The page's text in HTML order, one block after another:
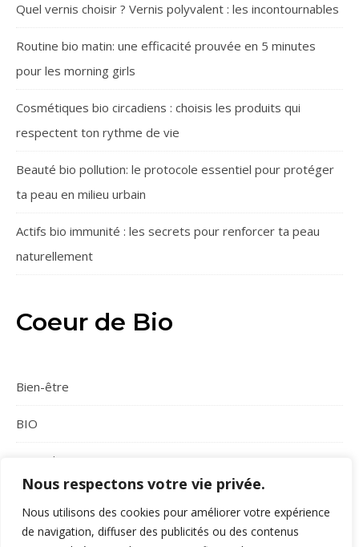
Nous respectons votre vie privée.
Nous utilisons des cookies pour améliorer votre expérience
de navigation, diffuser des publicités ou des contenus
Quel vernis choisir ? Vernis polyvalent : les incontournables
Routine bio matin: une efficacité prouvée en 5 minutes
pour les morning girls
Cosmétiques bio circadiens : choisis les produits qui
respectent ton rythme de vie
Beauté bio pollution: le protocole essentiel pour protéger
ta peau en milieu urbain
Actifs bio immunité : les secrets pour renforcer ta peau
naturellement
Coeur de Bio
Bien-être
BIO
Conseils
Maquillage bio
Soins corps